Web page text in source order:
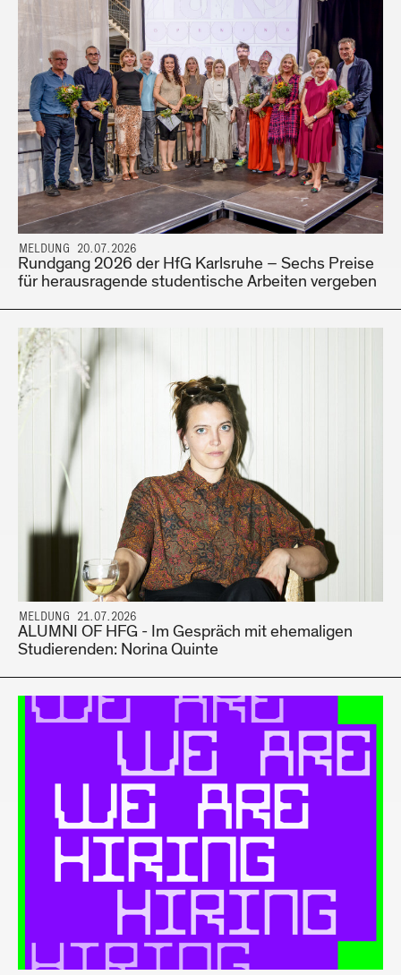
MELDUNG 20.07.2026
Rundgang 2026 der HfG Karlsruhe – Sechs Preise
für herausragende studentische Arbeiten vergeben
MELDUNG 21.07.2026
ALUMNI OF HFG - Im Gespräch mit ehemaligen
Studierenden: Norina Quinte